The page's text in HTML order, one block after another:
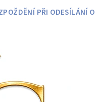
PŘI ODESÍLÁNÍ